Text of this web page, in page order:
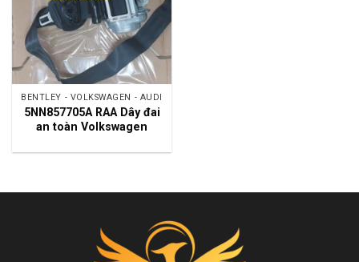
BENTLEY - VOLKSWAGEN - AUDI
5NN857705A RAA Dây đai
an toàn Volkswagen